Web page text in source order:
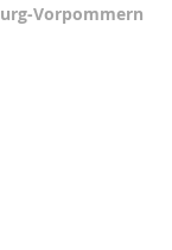
Vorpommern